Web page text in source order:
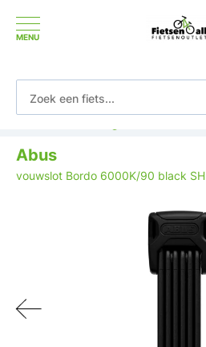
MENU
Abus
vouwslot Bordo 6000K/90 black SH